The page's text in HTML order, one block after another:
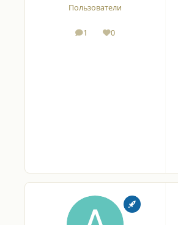
Пользователи
1
сообщения
0
Репутация